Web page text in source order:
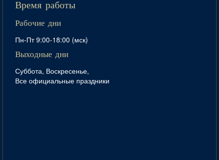
Время работы
Рабочие дни
Пн-Пт 9:00-18:00 (мск)
Выходные дни
Суббота, Воскресенье,
Все официальные праздники